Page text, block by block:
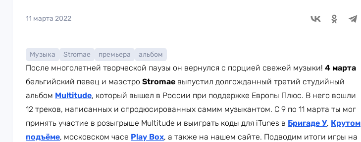
11 марта 2022
Музыка Stromae премьера альбом
После многолетней творческой паузы он вернулся с порцией свежей музыки! 4 марта
бельгийский певец и маэстро Stromae выпустил долгожданный третий студийный
альбом Multitude, который вышел в России при поддержке Европы Плюс. В него вошли
12 треков, написанных и спродюсированных самим музыкантом. С 9 по 11 марта ты мог
принять участие в розыгрыше Multitude и выиграть коды для iTunes в Бригаде У, Крутом
подъёме, московском часе Play Box, а также на нашем сайте. Подводим итоги игры на